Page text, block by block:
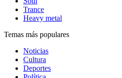
Trance
Heavy metal
Temas más populares
Noticias
Cultura
Deportes